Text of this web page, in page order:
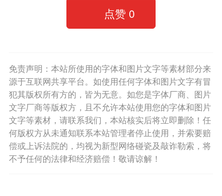
点赞 0
免责声明：本站所使用的字体和图片文字等素材部分来
源于互联网共享平台。如使用任何字体和图片文字有冒
犯其版权所有方的，皆为无意。如您是字体厂商、图片
文字厂商等版权方，且不允许本站使用您的字体和图片
文字等素材，请联系我们，本站核实后将立即删除！任
何版权方从未通知联系本站管理者停止使用，并索要赔
偿或上诉法院的，均视为新型网络碰瓷及敲诈勒索，将
不予任何的法律和经济赔偿！敬请谅解！